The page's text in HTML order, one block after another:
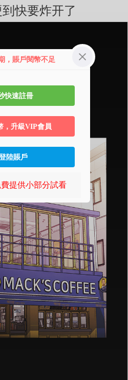
快要炸开了
，賬戶閱幣不足
快速註冊
，升級VIP會員
陸賬戶
提供小部分試看